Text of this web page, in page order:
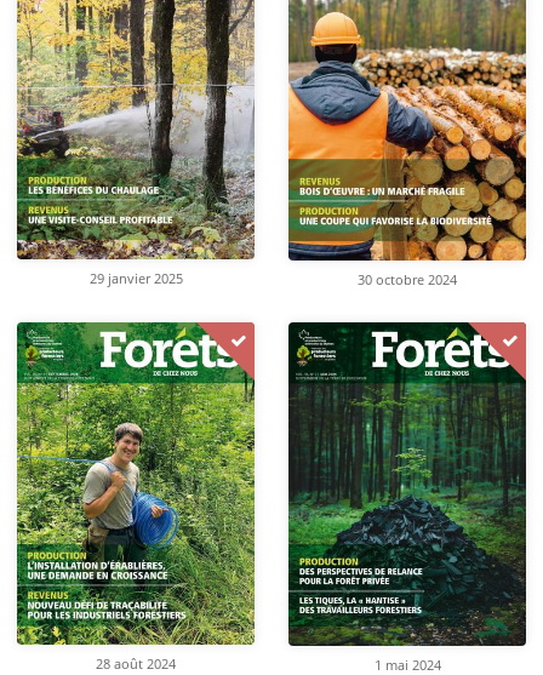
29 janvier 2025 30 octobre 2024
28 août 2024 1 mai 2024